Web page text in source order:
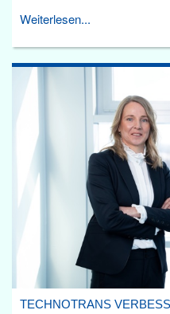
Weiterlesen...
TECHNOTRANS